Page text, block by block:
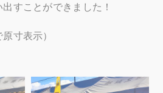
すことができました！
寸表示）